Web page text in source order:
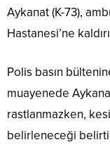
Aykanat (K-73),
Hastanesi’ne
Polis basın
muayenede
rastlanmazken,
belirleneceği